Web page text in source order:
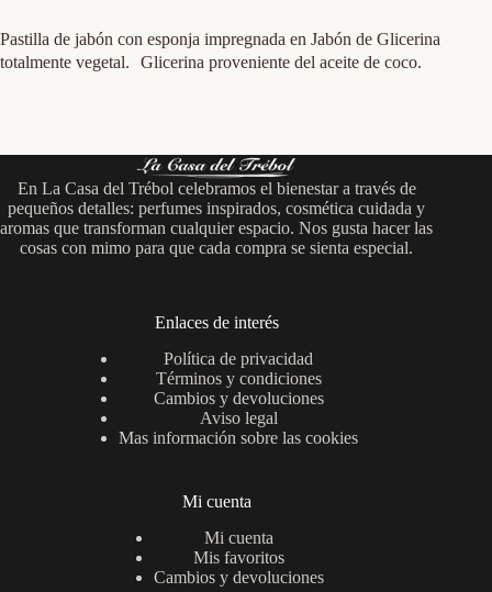
Pastilla de jabón con esponja impregnada en Jabón de Glicerina
totalmente vegetal. Glicerina proveniente del aceite de coco.
En La Casa del Trébol celebramos el bienestar a través de
pequeños detalles: perfumes inspirados, cosmética cuidada y
aromas que transforman cualquier espacio. Nos gusta hacer las
cosas con mimo para que cada compra se sienta especial.
Enlaces de interés
Política de privacidad
Términos y condiciones
Cambios y devoluciones
Aviso legal
Mas información sobre las cookies
Mi cuenta
Mi cuenta
Mis favoritos
Cambios y devoluciones